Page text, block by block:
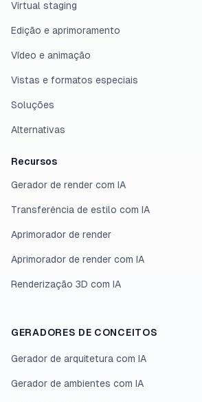
Virtual staging
Edição e aprimoramento
Vídeo e animação
Vistas e formatos especiais
Soluções
Alternativas
Recursos
Gerador de render com IA
Transferência de estilo com IA
Aprimorador de render
Aprimorador de render com IA
Renderização 3D com IA
GERADORES DE CONCEITOS
Gerador de arquitetura com IA
Gerador de ambientes com IA